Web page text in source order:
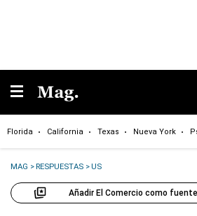
Florida California Texas Nueva York
MAG >RESPUESTAS >US
Añadir El Comercio como